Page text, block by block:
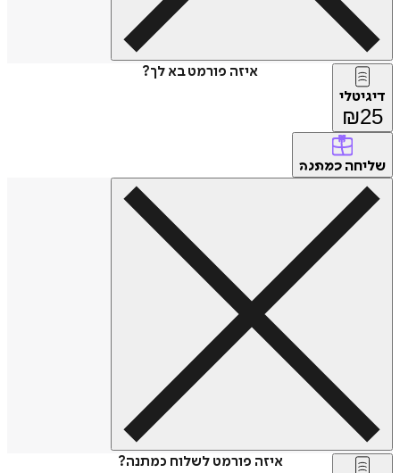
איזה פורמט בא לך?
דיגיטלי
₪25
שליחה כמתנה
איזה פורמט לשלוח כמתנה?